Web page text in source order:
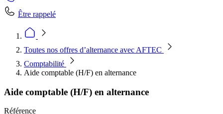
Être rappelé
Toutes nos offres d’alternance avec AFTEC
Comptabilité
Aide comptable (H/F) en alternance
Aide comptable (H/F) en alternance
Référence